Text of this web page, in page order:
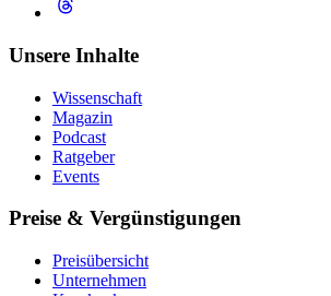
Unsere Inhalte
Wissenschaft
Magazin
Podcast
Ratgeber
Events
Preise & Vergünstigungen
Preisübersicht
Unternehmen